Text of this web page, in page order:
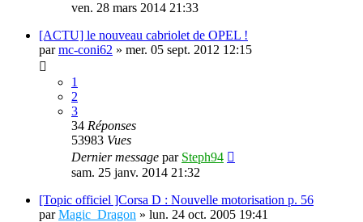
ven. 28 mars 2014 21:33
[ACTU] le nouveau cabriolet de OPEL !
parmc-coni62 » mer. 05 sept. 2012 12:15
1
2
3
34 Réponses
53983 Vues
Dernier message par Steph94
sam. 25 janv. 2014 21:32
[Topic officiel ]Corsa D : Nouvelle motorisation p. 56
parMagic_Dragon » lun. 24 oct. 2005 19:41